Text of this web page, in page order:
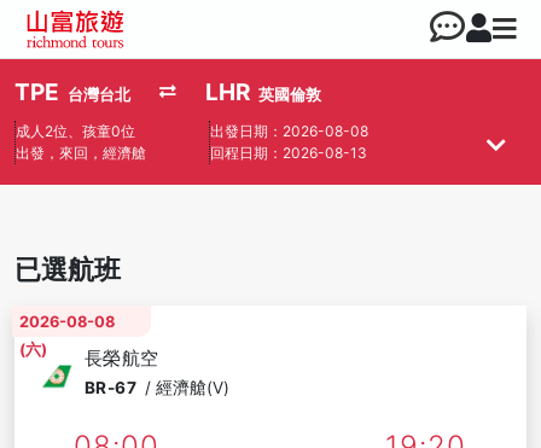
TPE 台灣台北 LHR 英國倫敦
成人2位、孩童0位
出發，來回，經濟艙
出發日期：2026-08-08
回程日期：2026-08-13
已選航班
2026-08-08
(六)
長榮航空
BR-67 / 經濟艙(V)